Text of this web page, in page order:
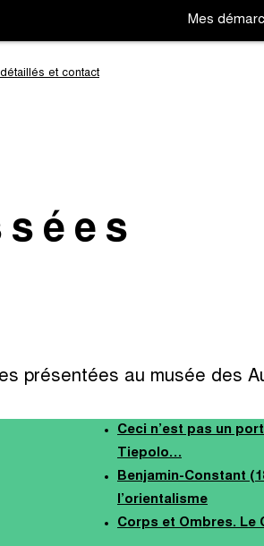
Mes
et contact
présentées au musée des
Ceci n’est pas un
Tiepolo…
Benjamin-Constant
l’orientalisme
Corps et Ombres. Le